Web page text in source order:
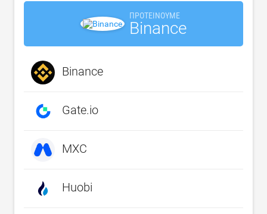
ΠΡΟΤΕΊΝΟΥΜΕ
Binance
Binance
Gate.io
MXC
Huobi